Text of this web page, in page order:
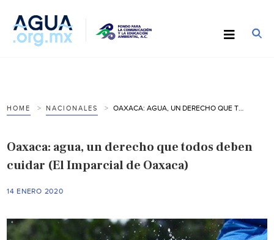
HOME NACIONALES
Oaxaca: agua, un derecho que todos deben
cuidar (El Imparcial de Oaxaca)
14 ENERO 2020